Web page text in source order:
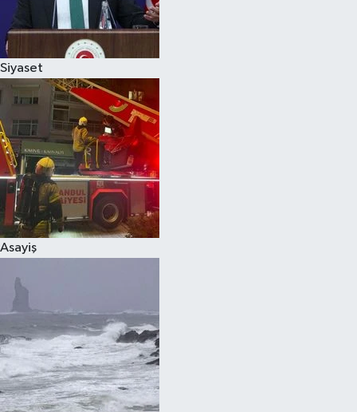
Siyaset
Asayiş
Spor
Çocuk
Eğitim
Hava Durumu
Kadın
Kültür Sanat
Sağlık
Siyaset